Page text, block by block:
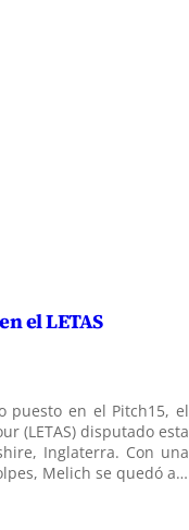
el LETAS
puesto en el Pitch15, el
(LETAS) disputado esta
Inglaterra. Con una
Melich se quedó a…